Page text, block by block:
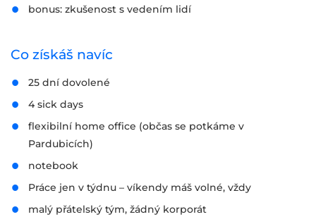
bonus: zkušenost s vedením lidí
Co získáš navíc
25 dní dovolené
4 sick days
flexibilní home office (občas se potkáme v
Pardubicích)
notebook
Práce jen v týdnu – víkendy máš volné, vždy
malý přátelský tým, žádný korporát